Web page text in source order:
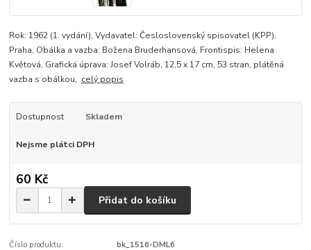
Rok: 1962 (1. vydání), Vydavatel: Česloslovenský spisovatel (KPP),
Praha, Obálka a vazba: Božena Bruderhansová, Frontispis: Helena
Květová, Grafická úprava: Josef Volráb, 12,5 x 17 cm, 53 stran, plátěná
vazba s obálkou, celý popis
Dostupnost Skladem
Nejsme plátci DPH
60 Kč
Přidat do košíku
Číslo produktu: bk_1516-DML6